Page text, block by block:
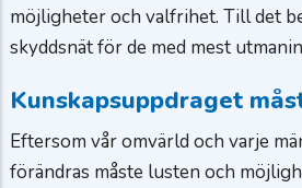
möjligheter och valfrihet. Till det
skyddsnät för de med mest
Kunskapsuppdraget
Eftersom vår omvärld och varje
förändras måste lusten och